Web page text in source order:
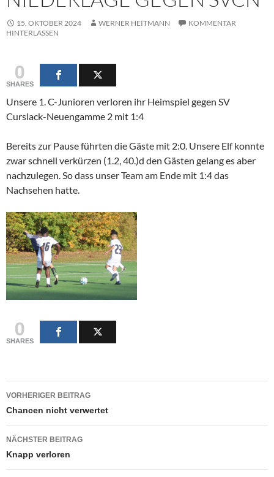
15. OKTOBER 2024 WERNER HEITMANN
KOMMENTAR
HINTERLASSEN
0
SHARES
Unsere 1. C-Junioren verloren ihr Heimspiel gegen SV
Curslack-Neuengamme 2 mit 1:4
Bereits zur Pause führten die Gäste mit 2:0. Unsere Elf konnte
zwar schnell verkürzen (1.2, 40.)d den Gästen gelang es aber
nachzulegen. So dass unser Team am Ende mit 1:4 das
Nachsehen hatte.
0
SHARES
Beitragsnavigation
VORHERIGER BEITRAG
Chancen nicht verwertet
NÄCHSTER BEITRAG
Knapp verloren